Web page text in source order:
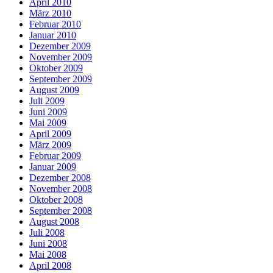
März 2010
Februar 2010
Januar 2010
Dezember 2009
November 2009
Oktober 2009
September 2009
August 2009
Juli 2009
Juni 2009
Mai 2009
April 2009
März 2009
Februar 2009
Januar 2009
Dezember 2008
November 2008
Oktober 2008
September 2008
August 2008
Juli 2008
Juni 2008
Mai 2008
April 2008